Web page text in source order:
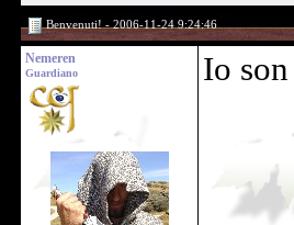
Benvenuti! - 2006-11-24 9:24:46
Nemeren
Guardiano Io